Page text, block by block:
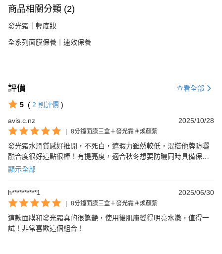
商品相關分類 (2)
發光霜｜輕底妝
全系列面膜保養｜速效保養
評價 查看全部
5 ( 2 則評價 )
avis.c.nz
2025/10/28
| 8分鐘面膜三盒＋發光霜＃煥顏紫
發光霜水潤質感好推開，不死白，遮瑕力雖然較低，混搭他牌防曬
融合度很好這點很棒！有提亮度，適合秋冬想要防曬同時具備保濕
感的肌膚。面膜保濕度效果很不錯！
顯示全部
h**********1 2025/06/30
| 8分鐘面膜三盒＋發光霜＃煥顏紫
這款面膜和發光霜真的很驚艷，使用後肌膚變得明亮水嫩，值得一
試！非常喜歡這個組合！